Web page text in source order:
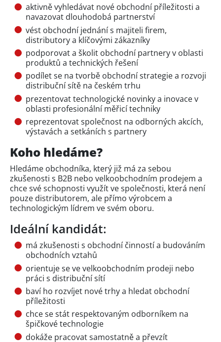
aktivně vyhledávat nové obchodní příležitosti a
navazovat dlouhodobá partnerství
vést obchodní jednání s majiteli firem,
distributory a klíčovými zákazníky
podporovat a školit obchodní partnery v oblasti
produktů a technických řešení
podílet se na tvorbě obchodní strategie a rozvoji
distribuční sítě na českém trhu
prezentovat technologické novinky a inovace v
oblasti profesionální měřicí techniky
reprezentovat společnost na odborných akcích,
výstavách a setkáních s partnery
Koho hledáme?
Hledáme obchodníka, který již má za sebou
zkušenosti s B2B nebo velkoobchodním prodejem a
chce své schopnosti využít ve společnosti, která není
pouze distributorem, ale přímo výrobcem a
technologickým lídrem ve svém oboru.
Ideální kandidát:
má zkušenosti s obchodní činností a budováním
obchodních vztahů
orientuje se ve velkoobchodním prodeji nebo
práci s distribuční sítí
baví ho rozvíjet nové trhy a hledat obchodní
příležitosti
chce se stát respektovaným odborníkem na
špičkové technologie
dokáže pracovat samostatně a převzít